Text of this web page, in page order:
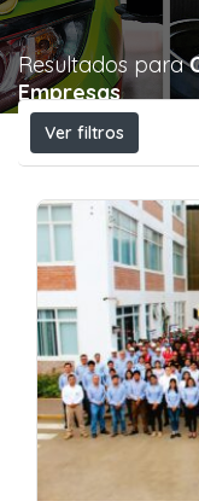
Resultados para
Empresas
Ver filtros